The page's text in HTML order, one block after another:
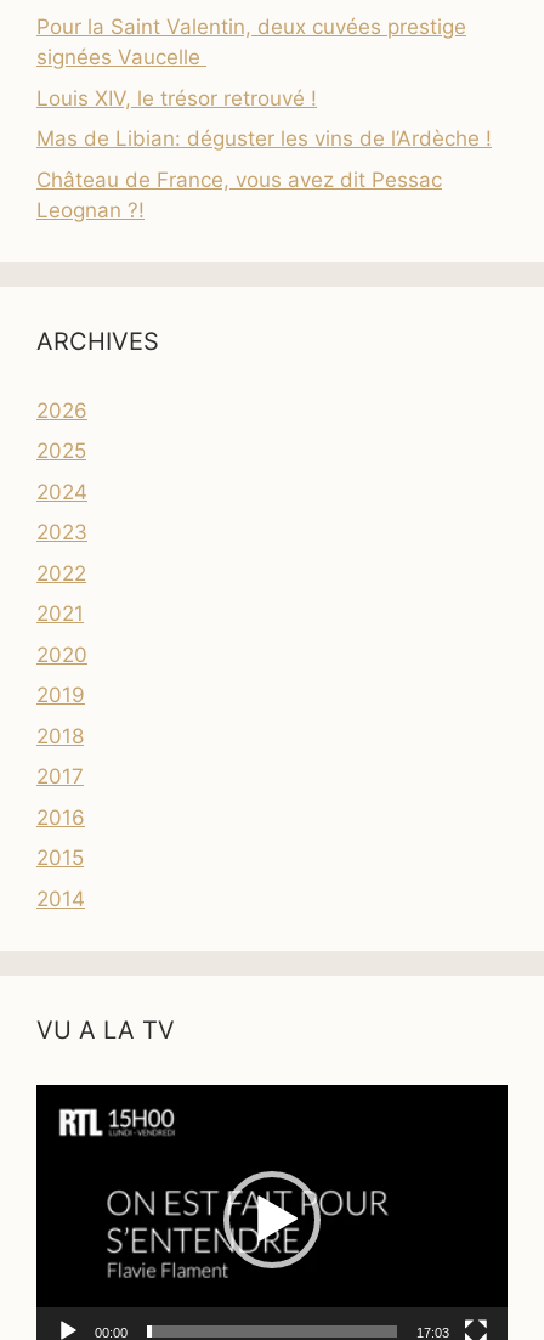
Pour la Saint Valentin, deux cuvées prestige
signées Vaucelle
Louis XIV, le trésor retrouvé !
Mas de Libian: déguster les vins de l’Ardèche !
Château de France, vous avez dit Pessac
Leognan ?!
ARCHIVES
2026
2025
2024
2023
2022
2021
2020
2019
2018
2017
2016
2015
2014
VU A LA TV
vidéo
00:00 17:03